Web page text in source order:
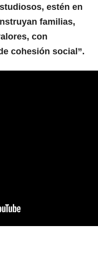
estén en
familias,
con
cohesión social”.